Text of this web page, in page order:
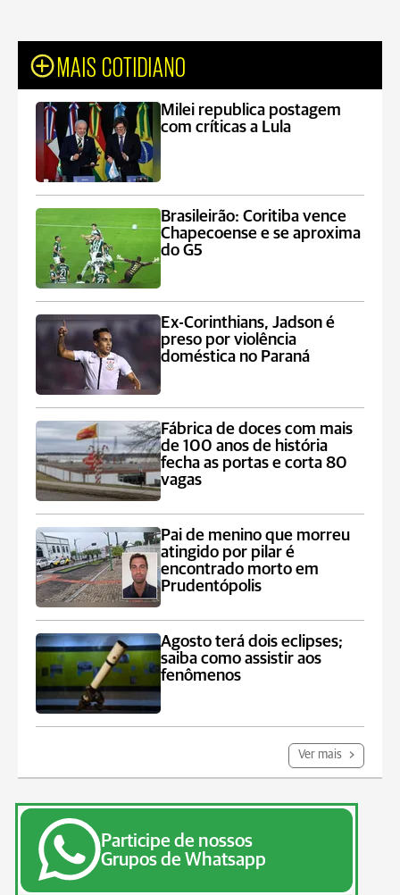
MAIS COTIDIANO
Milei republica postagem
com críticas a Lula
Brasileirão: Coritiba vence
Chapecoense e se aproxima
do G5
Ex-Corinthians, Jadson é
preso por violência
doméstica no Paraná
Fábrica de doces com mais
de 100 anos de história
fecha as portas e corta 80
vagas
Pai de menino que morreu
atingido por pilar é
encontrado morto em
Prudentópolis
Agosto terá dois eclipses;
saiba como assistir aos
fenômenos
Ver mais
Participe de nossos
Grupos de Whatsapp